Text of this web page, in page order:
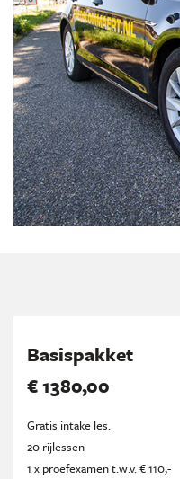
Basispakket
€ 1380,00
Gratis intake les.
20 rijlessen
1 x proefexamen t.w.v. € 110,-